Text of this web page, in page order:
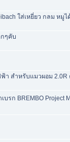
ใส่เหยี่ยว กลม หมูไ
ๆคับ
า สำหรับแมวผอม 2.0R
บรก BREMBO Project